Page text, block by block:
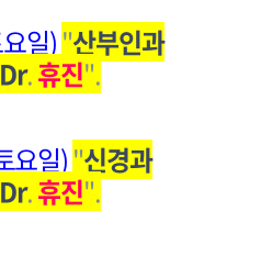
일)"산부인과
.휴진".
요일)"신경과
.휴진".